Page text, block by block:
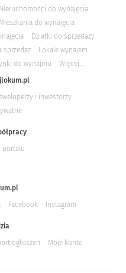
Nieruchomości do wynajęcia
Mieszkania do wynajęcia
Działki do sprzedaży
sprzedaż
Lokale wynajem
do wynajmu
Więcej...
i inwestorzy
portalu
Facebook Instagram
ogłoszeń Moje konto